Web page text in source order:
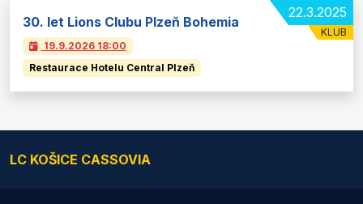
22.3.2025
KLUB
30. let Lions Clubu Plzeň Bohemia
19.9.2026 18:00
Restaurace Hotelu Central Plzeň
LC KOŠICE CASSOVIA